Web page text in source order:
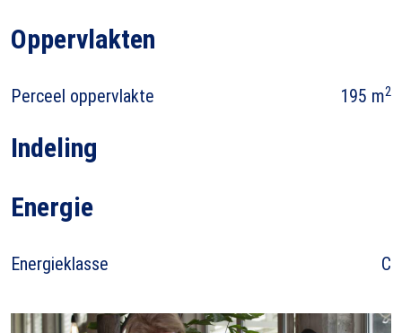
Oppervlakten
Perceel oppervlakte 195 m2
Indeling
Energie
Energieklasse C